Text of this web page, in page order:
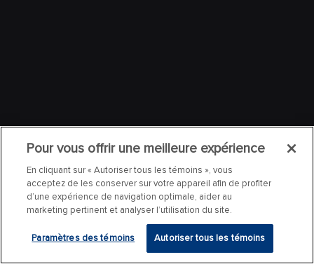
Pour vous offrir une meilleure expérience
En cliquant sur « Autoriser tous les témoins », vous
acceptez de les conserver sur votre appareil afin de profiter
d’une expérience de navigation optimale, aider au
marketing pertinent et analyser l’utilisation du site.
Paramètres des témoins Autoriser tous les témoins